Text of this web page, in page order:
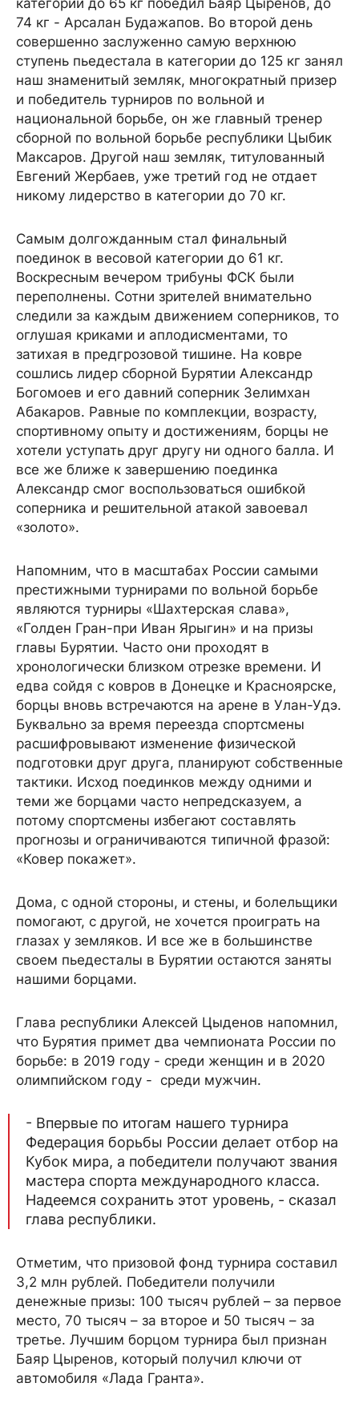
категории до 65 кг победил Баяр Цыренов, до
74 кг - Арсалан Будажапов. Во второй день
совершенно заслуженно самую верхнюю
ступень пьедестала в категории до 125 кг занял
наш знаменитый земляк, многократный призер
и победитель турниров по вольной и
национальной борьбе, он же главный тренер
сборной по вольной борьбе республики Цыбик
Максаров. Другой наш земляк, титулованный
Евгений Жербаев, уже третий год не отдает
никому лидерство в категории до 70 кг.
Самым долгожданным стал финальный
поединок в весовой категории до 61 кг.
Воскресным вечером трибуны ФСК были
переполнены. Сотни зрителей внимательно
следили за каждым движением соперников, то
оглушая криками и аплодисментами, то
затихая в предгрозовой тишине. На ковре
сошлись лидер сборной Бурятии Александр
Богомоев и его давний соперник Зелимхан
Абакаров. Равные по комплекции, возрасту,
спортивному опыту и достижениям, борцы не
хотели уступать друг другу ни одного балла. И
все же ближе к завершению поединка
Александр смог воспользоваться ошибкой
соперника и решительной атакой завоевал
«золото».
Напомним, что в масштабах России самыми
престижными турнирами по вольной борьбе
являются турниры «Шахтерская слава»,
«Голден Гран-при Иван Ярыгин» и на призы
главы Бурятии. Часто они проходят в
хронологически близком отрезке времени. И
едва сойдя с ковров в Донецке и Красноярске,
борцы вновь встречаются на арене в Улан-Удэ.
Буквально за время переезда спортсмены
расшифровывают изменение физической
подготовки друг друга, планируют собственные
тактики. Исход поединков между одними и
теми же борцами часто непредсказуем, а
потому спортсмены избегают составлять
прогнозы и ограничиваются типичной фразой:
«Ковер покажет».
Дома, с одной стороны, и стены, и болельщики
помогают, с другой, не хочется проиграть на
глазах у земляков. И все же в большинстве
своем пьедесталы в Бурятии остаются заняты
нашими борцами.
Глава республики Алексей Цыденов напомнил,
что Бурятия примет два чемпионата России по
борьбе: в 2019 году - среди женщин и в 2020
олимпийском году - среди мужчин.
- Впервые по итогам нашего турнира
Федерация борьбы России делает отбор на
Кубок мира, а победители получают звания
мастера спорта международного класса.
Надеемся сохранить этот уровень, - сказал
глава республики.
Отметим, что призовой фонд турнира составил
3,2 млн рублей. Победители получили
денежные призы: 100 тысяч рублей – за первое
место, 70 тысяч – за второе и 50 тысяч – за
третье. Лучшим борцом турнира был признан
Баяр Цыренов, который получил ключи от
автомобиля «Лада Гранта».